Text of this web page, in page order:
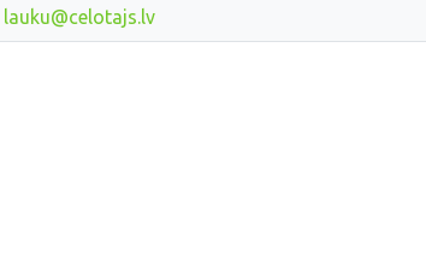
lauku@celotajs.lv